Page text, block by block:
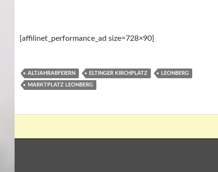
[affilinet_performance_ad size=728×90]
ALTJAHRABFEIERN ELTINGER KIRCHPLATZ LEONBERG
MARKTPLATZ LEONBERG